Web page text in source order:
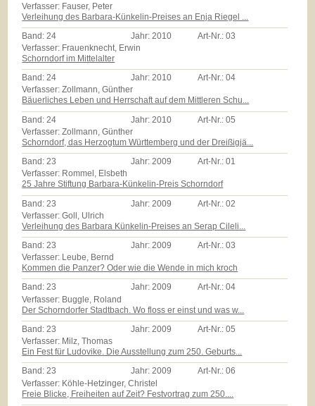
Verfasser: Fauser, Peter
Verleihung des Barbara-Künkelin-Preises an Enja Riegel ...
Band:24 Jahr:2010 Art-Nr.:03
Verfasser: Frauenknecht, Erwin
Schorndorf im Mittelalter
Band:24 Jahr:2010 Art-Nr.:04
Verfasser: Zollmann, Günther
Bäuerliches Leben und Herrschaft auf dem Mittleren Schu...
Band: 24 Jahr: 2010 Art-Nr.:05
Verfasser: Zollmann, Günther
Schorndorf, das Herzogtum Württemberg und der Dreißigjä...
Band:23 Jahr:2009 Art-Nr.:01
Verfasser: Rommel, Elsbeth
25 Jahre Stiftung Barbara-Künkelin-Preis Schorndorf
Band: 23 Jahr: 2009 Art-Nr.:02
Verfasser: Goll, Ulrich
Verleihung des Barbara Künkelin-Preises an Serap Cileli...
Band:23 Jahr:2009 Art-Nr.:03
Verfasser: Leube, Bernd
Kommen die Panzer? Oder wie die Wende in mich kroch
Band:23 Jahr:2009 Art-Nr.:04
Verfasser: Buggle, Roland
Der Schorndorfer Stadtbach. Wo floss er einst und was w...
Band:23 Jahr:2009 Art-Nr.:05
Verfasser: Milz, Thomas
Ein Fest für Ludovike. Die Ausstellung zum 250. Geburts...
Band:23 Jahr:2009 Art-Nr.:06
Verfasser: Köhle-Hetzinger, Christel
Freie Blicke, Freiheiten auf Zeit? Festvortrag zum 250....